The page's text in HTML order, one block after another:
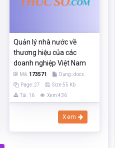
Quản lý nhà nước về
thương hiệu của các
doanh nghiệp Việt Nam
Mã: 173571
Dạng:.docx
Page: 27
Size:55 Kb
Tải: 16
Xem:436
Xem